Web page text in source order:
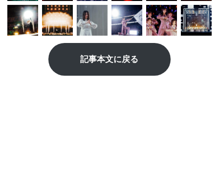
記事本文に戻る